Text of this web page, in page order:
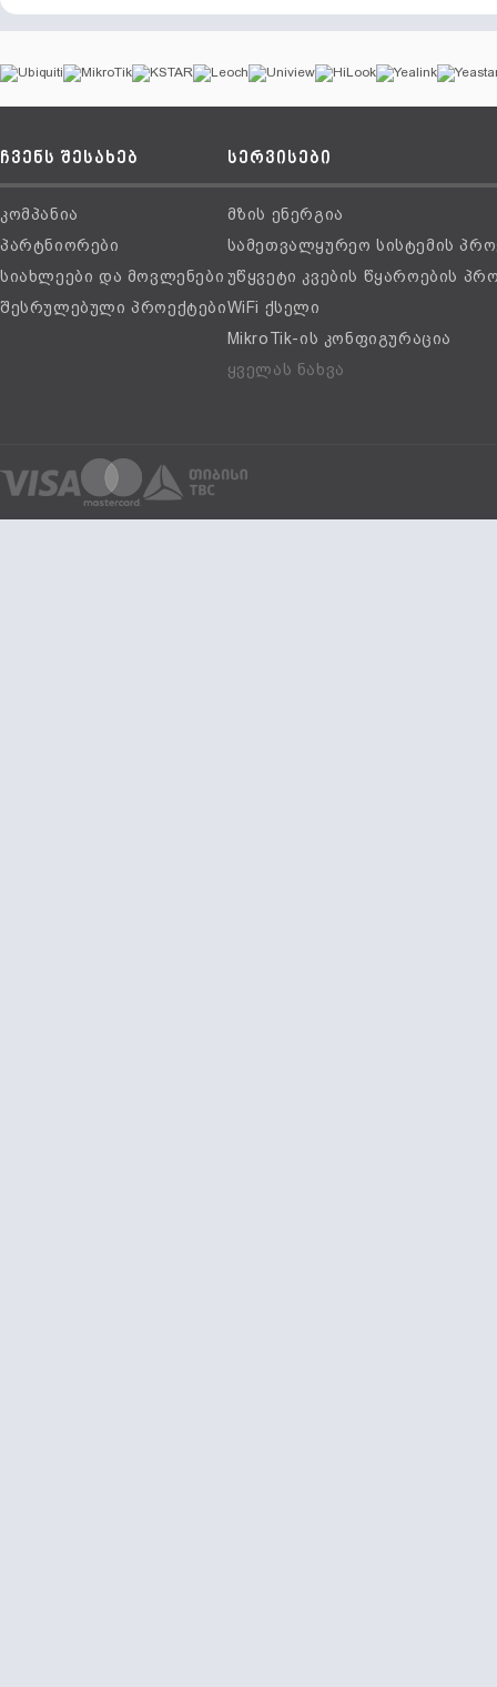
ჩვენს შესახებ
კომპანია
პარტნიორები
სიახლეები და მოვლენები
შესრულებული პროექტები
სერვისები
მზის ენერგია
სამეთვალყურეო სისტემის
უწყვეტი კვების წყაროების
WiFi ქსელი
MikroTik-ის კონფიგურაცია
ყველას ნახვა